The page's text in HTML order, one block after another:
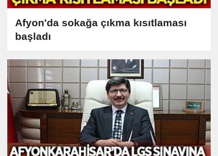
Afyon'da sokağa çıkma kısıtlaması
başladı